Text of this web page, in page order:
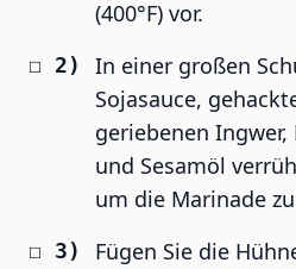
(400°F) vor.
In einer großen
Sojasauce,
geriebenen Ingwer,
und Sesamöl
um die Marinade
Fügen Sie die